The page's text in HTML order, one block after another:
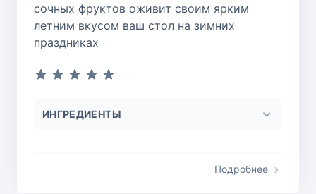
сочных фруктов оживит своим ярким
летним вкусом ваш стол на зимних
праздниках
ИНГРЕДИЕНТЫ
Подробнее